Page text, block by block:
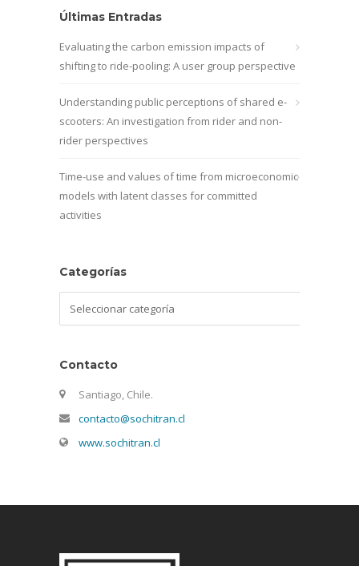
Últimas Entradas
Evaluating the carbon emission impacts of
shifting to ride-pooling: A user group perspective
Understanding public perceptions of shared e-
scooters: An investigation from rider and non-
rider perspectives
Time-use and values of time from microeconomic
models with latent classes for committed
activities
Categorías
Contacto
Santiago, Chile.
contacto@sochitran.cl
www.sochitran.cl